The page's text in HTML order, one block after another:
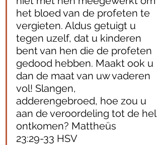
het bloed van de profeten te
vergieten. Aldus getuigt u
tegen uzelf, dat u kinderen
bent van hen die de profeten
gedood hebben. Maakt ook u
dan de maat van uw vaderen
vol! Slangen,
adderengebroed, hoe zou u
aan de veroordeling tot de hel
ontkomen? Mattheüs
23:29‭-‬33 HSV